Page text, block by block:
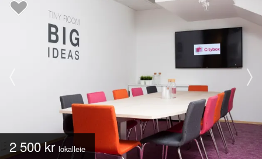
2 500 kr lokalleie